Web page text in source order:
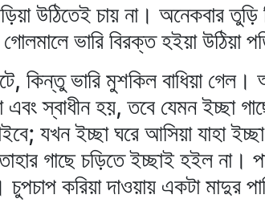
উঠিতেই চায় না। অনেকবার
ভারি বিরক্ত হইয়া উঠিয়া
কিন্তু ভারি মুশকিল বাধিয়া গেল।
এবং স্বাধীন হয়, তবে যেমন ইচ্ছা
যখন ইচ্ছা ঘরে আসিয়া যাহা
গাছে চড়িতে ইচ্ছাই হইল না।
করিয়া দাওয়ায় একটা মাদুর